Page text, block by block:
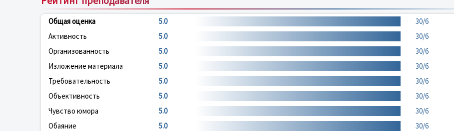
Общая оценка 5.0
30/6
Активность
5.0
30/6
Организованность
5.0
30/6
Изложение материала
5.0
30/6
Требовательность
5.0
30/6
Объективность
5.0
30/6
Чувство юмора
5.0
30/6
Обаяние
5.0 30/6